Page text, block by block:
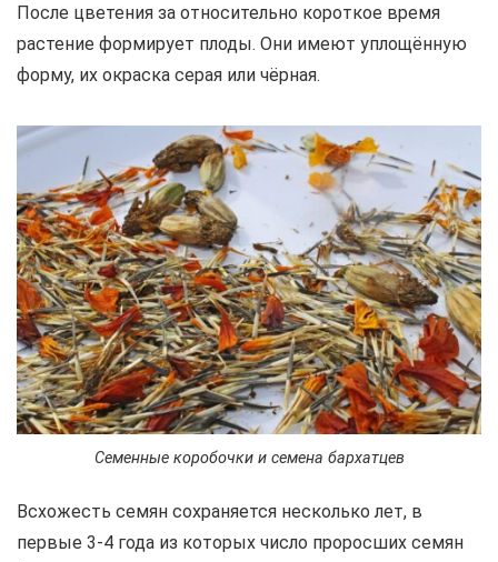
После цветения за относительно короткое время
растение формирует плоды. Они имеют уплощённую
форму, их окраска серая или чёрная.
Семенные коробочки и семена бархатцев
Всхожесть семян сохраняется несколько лет, в
первые 3-4 года из которых число проросших семян